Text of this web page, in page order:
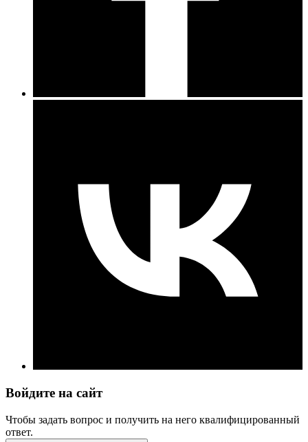
Войдите на сайт
Чтобы задать вопрос и получить на него квалифицированный
ответ.